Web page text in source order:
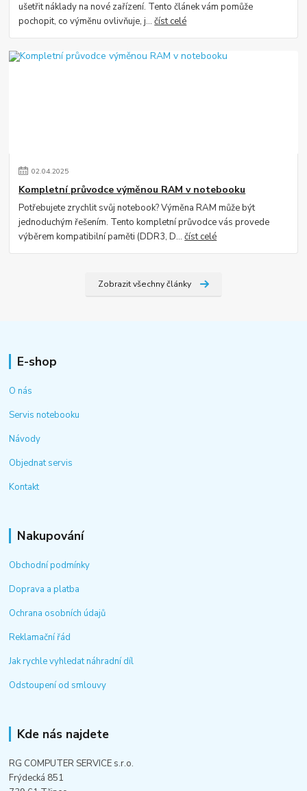
ušetřit náklady na nové zařízení. Tento článek vám pomůže
pochopit, co výměnu ovlivňuje, j...číst celé
02.04.2025
Kompletní průvodce výměnou RAM v notebooku
Potřebujete zrychlit svůj notebook? Výměna RAM může být
jednoduchým řešením. Tento kompletní průvodce vás provede
výběrem kompatibilní paměti (DDR3, D...číst celé
Zobrazit všechny články
E-shop
O nás
Servis notebooku
Návody
Objednat servis
Kontakt
Nakupování
Obchodní podmínky
Doprava a platba
Ochrana osobních údajů
Reklamační řád
Jak rychle vyhledat náhradní díl
Odstoupení od smlouvy
Kde nás najdete
RG COMPUTER SERVICE s.r.o.
Frýdecká 851